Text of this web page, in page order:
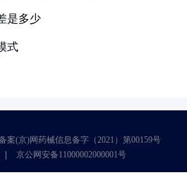
是多少
式
案(京)网药械信息备字（2021）第00159号
京公网安备11000002000001号